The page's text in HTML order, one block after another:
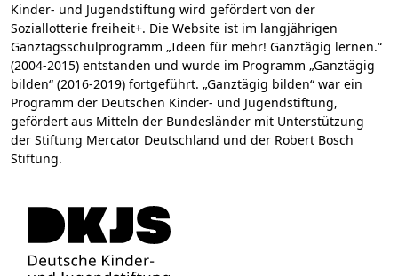
Kinder- und Jugendstiftung wird gefördert von der
Soziallotterie freiheit+. Die Website ist im langjährigen
Ganztagsschulprogramm „Ideen für mehr! Ganztägig lernen.“
(2004-2015) entstanden und wurde im Programm „Ganztägig
bilden“ (2016-2019) fortgeführt. „Ganztägig bilden“ war ein
Programm der Deutschen Kinder- und Jugendstiftung,
gefördert aus Mitteln der Bundesländer mit Unterstützung
der Stiftung Mercator Deutschland und der Robert Bosch
Stiftung.